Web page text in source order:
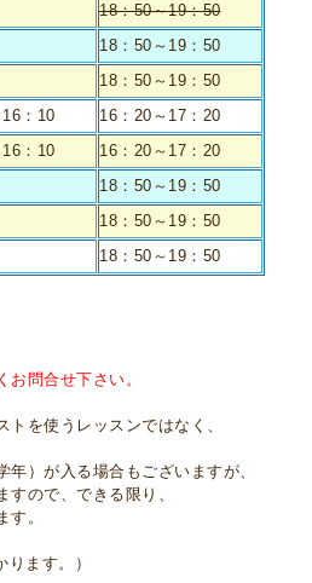
18：50～19：50
18：50～19：50
18：50～19：50
：10
16：20～17：20
：10
16：20～17：20
18：50～19：50
18：50～19：50
18：50～19：50
問合せ下さい。
を使うレッスンではなく、
）が入る場合もございますが、
ので、できる限り、
。
ます。）